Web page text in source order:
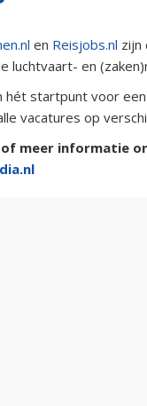
en Reisjobs.nl zijn
luchtvaart- en
startpunt voor
vacatures op
meer informatie